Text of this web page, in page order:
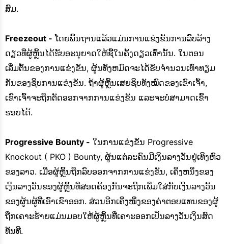
ສົມ.
Freezeout - ໂດຍພື້ນຖານແລ້ວແມ່ນການແຂ່ງຂັນການລົບລ້າງ
ດຽວທີ່ຜູ້ຫຼິ້ນໄດ້ຮັບອະນຸຍາດໃຫ້ຊື້ໃນຄັ້ງດຽວເທົ່ານັ້ນ. ໃນຕອນ
ເລີ່ມຕົ້ນຂອງການແຂ່ງຂັນ, ຜູ້ນທັງຫມົດຈະໄດ້ຮັບຈໍານວນເທົ່າທຽມ
ກັນຂອງຊິບການແຂ່ງຂັນ. ຖ້າຜູ້ຫຼິ້ນເສຍຊິບທັງໝົດຂອງເຂົາເຈົ້າ,
ເຂົາເຈົ້າຈະຖືກຕັດອອກຈາກການແຂ່ງຂັນ ແລະຈະບໍ່ສາມາດເຂົ້າ
ຮອບໄດ້.
Progressive Bounty - ໃນການແຂ່ງຂັນ Progressive
Knockout ( PKO ) Bounty, ຜູ້ນແຕ່ລະຄົນມີເງິນລາງວັນຢູ່ເທິງຫົວ
ຂອງລາວ. ເມື່ອຜູ້ຫຼິ້ນຖືກລົບອອກຈາກການແຂ່ງຂັນ, ເຄິ່ງຫນຶ່ງຂອງ
ເງິນລາງວັນຂອງຜູ້ຫຼິ້ນທີ່ສອດຄ້ອງກັນຈະຖືກເພີ່ມໃສ່ກັບເງິນລາງວັນ
ຂອງຜູ້ນຜູ້ທີ່ເອົາເຂົາອອກ. ສ່ວນອີກເຄິ່ງໜຶ່ງຂອງຄ່າຕອບແທນຂອງຜູ້
ຖືກເຄາະຮ້າຍແມ່ນມອບໃຫ້ຜູ້ຫຼິ້ນທີ່ເຄາະອອກເປັນລາງວັນເງິນສົດ
ທັນທີ.